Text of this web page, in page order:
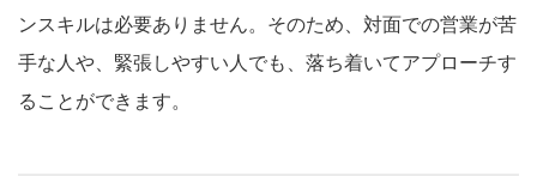
ンスキルは必要ありません。そのため、対面での営業が苦
手な人や、緊張しやすい人でも、落ち着いてアプローチす
ることができます。